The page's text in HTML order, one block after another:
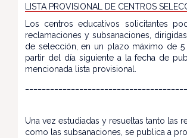
LISTA PROVISIONAL DE CENTROS
Los centros educativos solicitantes
reclamaciones y subsanaciones,
de selección, en un plazo máximo de 5
partir del día siguiente a la fecha de
mencionada lista provisional.
Una vez estudiadas y resueltas tanto las
como las subsanaciones, se publica a